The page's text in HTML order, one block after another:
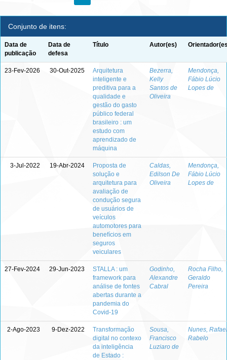
Conjunto de itens:
Data de
publicação
Data de
defesa
Título Autor(es)
23-Fev-2026 30-Out-2025
Arquitetura
inteligente e
preditiva para a
qualidade e
gestão do gasto
público federal
brasileiro : um
estudo com
aprendizado de
máquina
Bezerra,
Kelly
Santos de
Oliveira
Mendonça,
Fábio Lúcio
Lopes de
3-Jul-2022 19-Abr-2024
Proposta de
solução e
arquitetura para
avaliação de
condução segura
de usuários de
veículos
automotores para
benefícios em
seguros
veiculares
Caldas,
Edilson De
Oliveira
Mendonça,
Fábio Lúcio
Lopes de
27-Fev-2024 29-Jun-2023
STALLA : um
framework para
análise de fontes
abertas durante a
pandemia do
Covid-19
Godinho,
Alexandre
Cabral
Rocha Filho,
Geraldo
Pereira
2-Ago-2023 9-Dez-2022
Transformação
digital no contexo
da inteligência
de Estado :
Sousa,
Francisco
Luziaro de
Nunes, Rafael
Rabelo